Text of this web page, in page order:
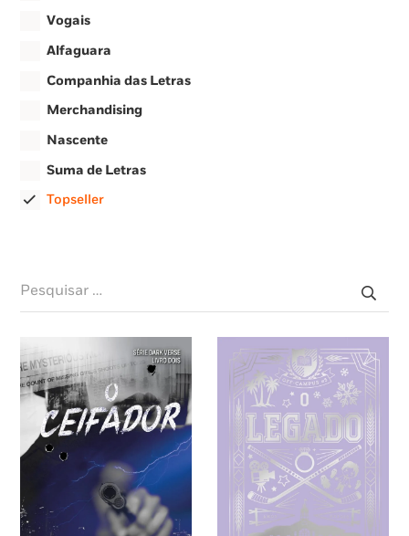
Vogais
Alfaguara
Companhia das Letras
Merchandising
Nascente
Suma de Letras
Topseller
Pesquisar